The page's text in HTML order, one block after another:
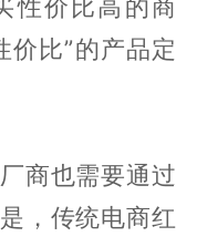
性价比高的商
价比”的产品定
商也需要通过
，传统电商红